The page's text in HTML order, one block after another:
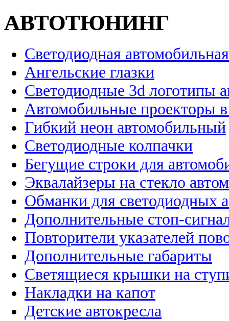
АВТОТЮНИНГ
Светодиодная
Ангельские глазки
Светодиодные 3d логотипы
Автомобильные проекторы
Гибкий неон автомобильный
Светодиодные колпачки
Бегущие строки для
Эквалайзеры на стекло
Обманки для светодиодных
Дополнительные стоп-
Повторители указателей
Дополнительные габариты
Светящиеся крышки на
Накладки на капот
Детские автокресла